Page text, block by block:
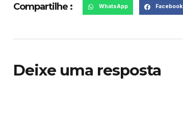
Compartilhe : WhatsApp Facebook
Deixe uma resposta